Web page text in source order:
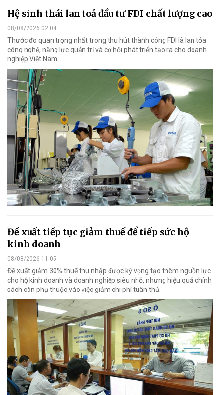
Hệ sinh thái lan toả đầu tư FDI chất lượng cao
08/08/2026 02:04
Thước đo quan trọng nhất trong thu hút thành công FDI là lan tỏa
công nghệ, năng lực quản trị và cơ hội phát triển tạo ra cho doanh
nghiệp Việt Nam.
Đề xuất tiếp tục giảm thuế để tiếp sức hộ
kinh doanh
08/08/2026 11:05
Đề xuất giảm 30% thuế thu nhập được kỳ vọng tạo thêm nguồn lực
cho hộ kinh doanh và doanh nghiệp siêu nhỏ, nhưng hiệu quả chính
sách còn phụ thuộc vào việc giảm chi phí tuân thủ.